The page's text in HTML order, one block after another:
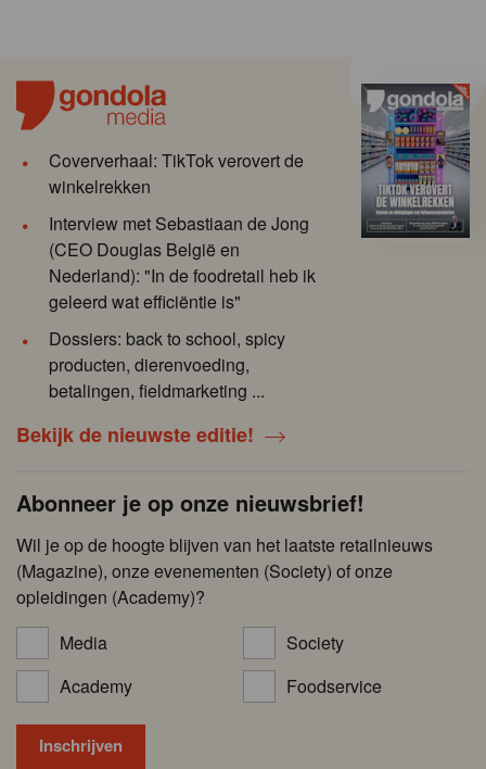
Coververhaal: TikTok verovert de
winkelrekken
Interview met Sebastiaan de Jong
(CEO Douglas België en
Nederland): "In de foodretail heb ik
geleerd wat efficiëntie is"
Dossiers: back to school, spicy
producten, dierenvoeding,
betalingen, fieldmarketing ...
Bekijk de nieuwste editie!
Abonneer je op onze nieuwsbrief!
Wil je op de hoogte blijven van het laatste retailnieuws
(Magazine), onze evenementen (Society) of onze
opleidingen (Academy)?
Media
Society
Academy
Foodservice